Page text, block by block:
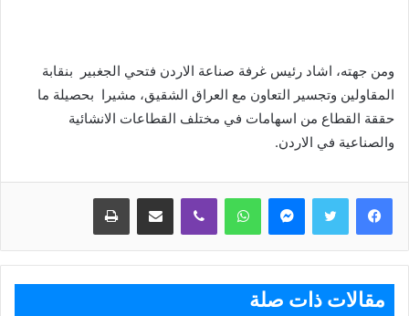
ومن جهته، اشاد رئيس غرفة صناعة الاردن فتحي الجغبير بنقابة
المقاولين وتجسير التعاون مع العراق الشقيق، مشيرا بحصيلة ما
حققة القطاع من اسهامات في مختلف القطاعات الانشائية
والصناعية في الاردن.
ماسنجر واتساب ڤايبر مشاركة عبر البريد طباعة
مقالات ذات صلة